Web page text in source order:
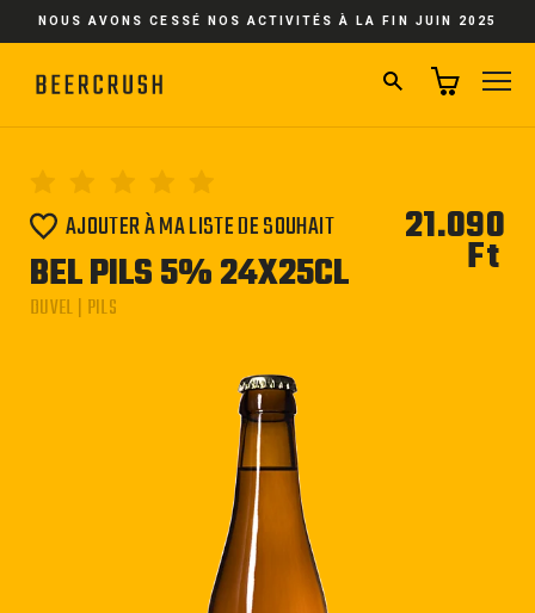
PasserNOUS AVONS CESSÉ NOS ACTIVITÉS À LA FIN JUIN 2025
RECHERCHER
AJOUTER À MA LISTE DE SOUHAIT
BEL PILS 5% 24X25CL
DUVEL | PILS
21.090
Ft